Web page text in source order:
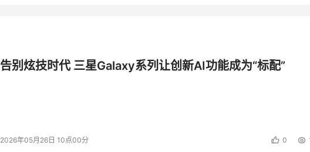
告别炫技时代 三星Galaxy系列让创新AI功能成为“标配”
2026年05月26日 10点00分 0